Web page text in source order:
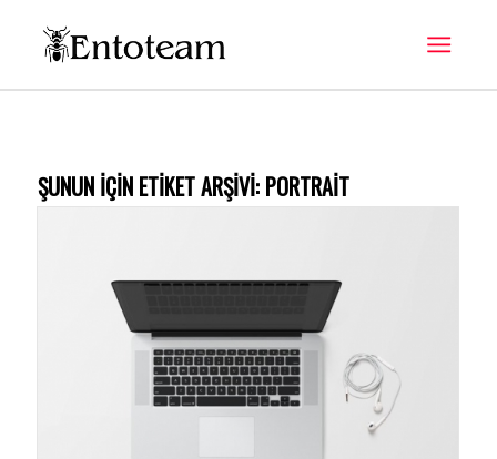
ŞUNUN IÇIN ETIKET ARŞIVI: PORTRAIT